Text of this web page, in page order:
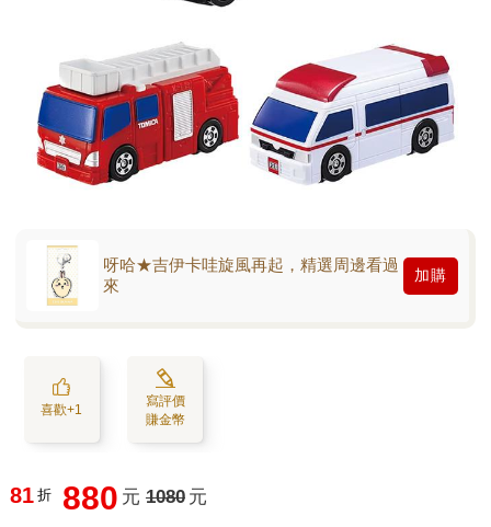
呀哈★吉伊卡哇旋風再起，精選周邊看過
來
加購
喜歡+1
寫評價
賺金幣
81 折 880 元 1080 元